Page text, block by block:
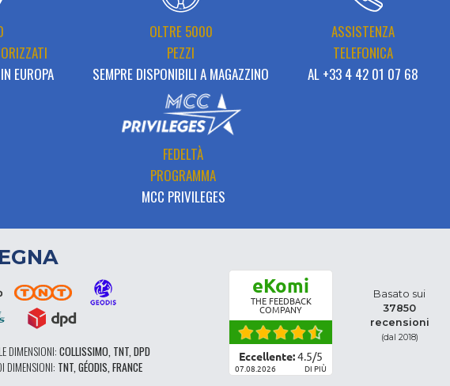
EUROPA
OLTRE 5000
PEZZI
SEMPRE DISPONIBILI A MAGAZZINO
ASSISTENZA
TELEFONICA
AL +33 4 42 01 07 68
FEDELTÀ
PROGRAMMA
MCC PRIVILEGES
DIMENSIONI:COLLISSIMO, TNT, DPD
DIMENSIONI: TNT, GÉODIS, FRANCE
eKomi
THE FEEDBACK
COMPANY
Eccellente:4.5/5
07.08.2026 DI PIÙ
Basato sui
37850
recensioni
(dal 2018)